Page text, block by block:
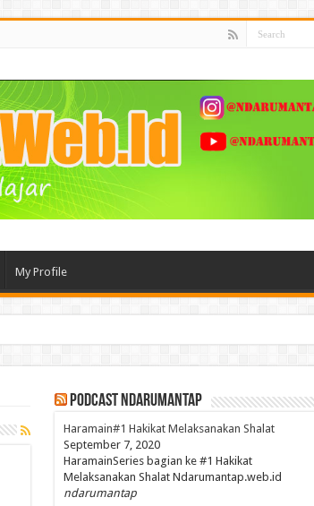
My Profile
PodCast NdaruMantap
Haramain#1 Hakikat Melaksanakan Shalat
September 7, 2020
HaramainSeries bagian ke #1 Hakikat
Melaksanakan Shalat Ndarumantap.web.id
ndarumantap